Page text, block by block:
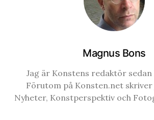
Magnus Bons
Jag är Konstens redaktör sedan
Förutom på Konsten.net skriver
Nyheter, Konstperspektiv och